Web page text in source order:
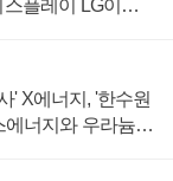
플레이 LG이노
' X에너지, '한수원
에너지와 우라늄